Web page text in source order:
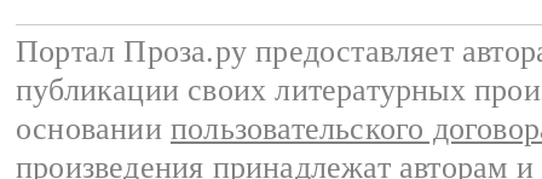
Портал Проза.ру предоставляет
публикации своих литературных
основании пользовательского
произведения принадлежат авторам